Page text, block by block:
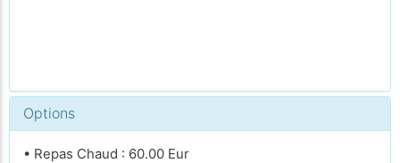
Options
• Repas Chaud : 60.00 Eur